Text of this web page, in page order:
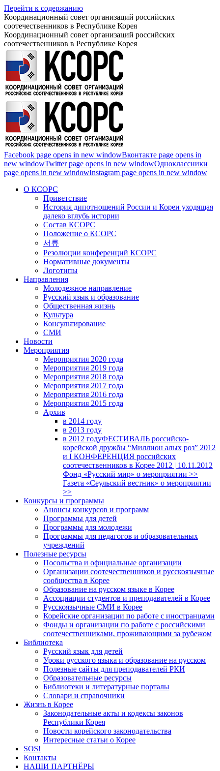
Перейти к содержанию
Координационный совет организаций российских
соотечественников в Республике Корея
Координационный совет организаций российских
соотечественников в Республике Корея
Facebook page opens in new windowВконтакте page opens in
new windowTwitter page opens in new windowОдноклассники
page opens in new windowInstagram page opens in new window
О КСОРС
Приветствие
История дипотношений России и Кореи уходящая
далеко вглубь истории
Состав КСОРС
Положение о КСОРС
서류
Резолюции конференций КСОРС
Нормативные документы
Логотипы
Направления
Молодежное направление
Русский язык и образование
Общественная жизнь
Культура
Консультирование
СМИ
Новости
Мероприятия
Мероприятия 2020 года
Мероприятия 2019 года
Мероприятия 2018 годa
Мероприятия 2017 года
Мероприятия 2016 года
Мероприятия 2015 года
Архив
в 2014 году
в 2013 году
в 2012 годуФЕСТИВАЛЬ российско-
корейской дружбы “Миллион алых роз” 2012
и I КОНФЕРЕНЦИЯ российских
соотечественников в Корее 2012 | 10.11.2012
Фонд «Русский мир» о мероприятии >>
Газета «Сеульский вестник» о мероприятии
>>
Конкурсы и программы
Анонсы конкурсов и программ
Программы для детей
Программы для молодежи
Программы для педагогов и образовательных
учреждений
Полезные ресурсы
Посольства и официальные организации
Организации соотечественников и русскоязычные
сообщества в Корее
Образование на русском языке в Корее
Ассоциации студентов и преподавателей в Корее
Русскоязычные СМИ в Корее
Корейские организации по работе с иностранцами
Фонды и организации по работе с российскими
соотечественниками, проживающими за рубежом
Библиотека
Русский язык для детей
Уроки русского языка и образование на русском
Полезные сайты для преподавателей РКИ
Образовательные ресурсы
Библиотеки и литературные порталы
Словари и справочники
Жизнь в Корее
Законодательные акты и кодексы законов
Республики Корея
Новости корейского законодательства
Интересные статьи о Корее
SOS!
Контакты
НАШИ ПАРТНЁРЫ